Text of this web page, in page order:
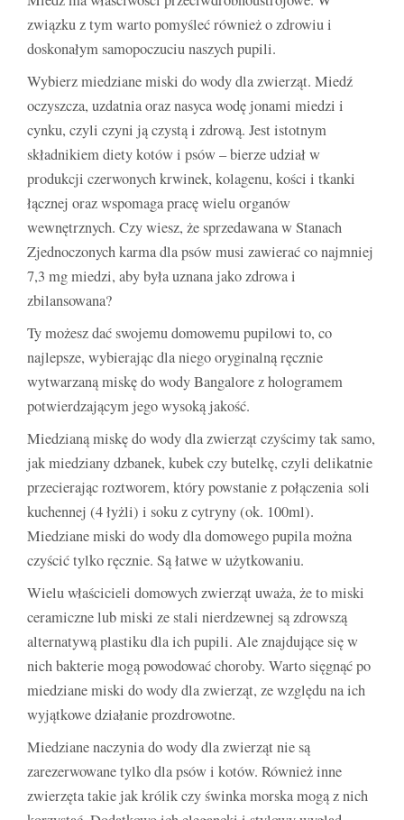
związku z tym warto pomyśleć również o zdrowiu i
doskonałym samopoczuciu naszych pupili.
Wybierz miedziane miski do wody dla zwierząt. Miedź
oczyszcza, uzdatnia oraz nasyca wodę jonami miedzi i
cynku, czyli czyni ją czystą i zdrową. Jest istotnym
składnikiem diety kotów i psów – bierze udział w
produkcji czerwonych krwinek, kolagenu, kości i tkanki
łącznej oraz wspomaga pracę wielu organów
wewnętrznych. Czy wiesz, że sprzedawana w Stanach
Zjednoczonych karma dla psów musi zawierać co najmniej
7,3 mg miedzi, aby była uznana jako zdrowa i
zbilansowana?
Ty możesz dać swojemu domowemu pupilowi to, co
najlepsze, wybierając dla niego oryginalną ręcznie
wytwarzaną miskę do wody Bangalore z hologramem
potwierdzającym jego wysoką jakość.
Miedzianą miskę do wody dla zwierząt czyścimy tak samo,
jak miedziany dzbanek, kubek czy butelkę, czyli delikatnie
przecierając roztworem, który powstanie z połączenia soli
kuchennej (4 łyżli) i soku z cytryny (ok. 100ml).
Miedziane miski do wody dla domowego pupila można
czyścić tylko ręcznie. Są łatwe w użytkowaniu.
Wielu właścicieli domowych zwierząt uważa, że to miski
ceramiczne lub miski ze stali nierdzewnej są zdrowszą
alternatywą plastiku dla ich pupili. Ale znajdujące się w
nich bakterie mogą powodować choroby. Warto sięgnąć po
miedziane miski do wody dla zwierząt, ze względu na ich
wyjątkowe działanie prozdrowotne.
Miedziane naczynia do wody dla zwierząt nie są
zarezerwowane tylko dla psów i kotów. Również inne
zwierzęta takie jak królik czy świnka morska mogą z nich